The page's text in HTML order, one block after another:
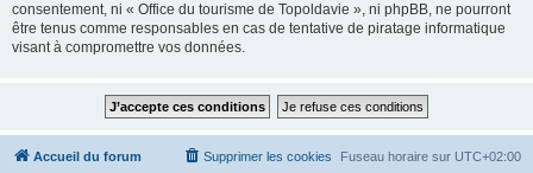
consentement, ni « Office du tourisme de Topoldavie », ni phpBB, ne pourront
être tenus comme responsables en cas de tentative de piratage informatique
visant à compromettre vos données.
Accueil du forum Fuseau horaire sur UTC+02:00
Supprimer les cookies